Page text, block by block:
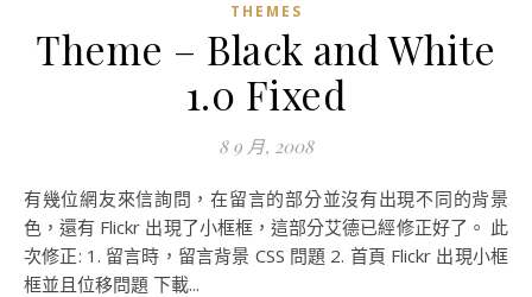
THEMES
Theme – Black and White
1.0 Fixed
8 9 月, 2008
有幾位網友來信詢問，在留言的部分並沒有出現不同的背景
色，還有 Flickr 出現了小框框，這部分艾德已經修正好了。 此
次修正: 1. 留言時，留言背景 CSS 問題 2. 首頁 Flickr 出現小框
框並且位移問題 下載...